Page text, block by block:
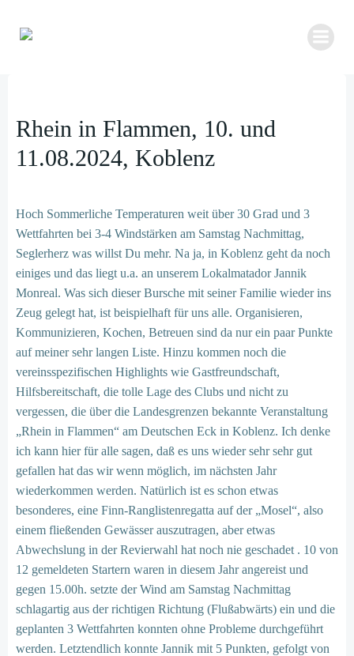
Rhein in Flammen, 10. und
11.08.2024, Koblenz
Hoch Sommerliche Temperaturen weit über 30 Grad und 3
Wettfahrten bei 3-4 Windstärken am Samstag Nachmittag,
Seglerherz was willst Du mehr. Na ja, in Koblenz geht da noch
einiges und das liegt u.a. an unserem Lokalmatador Jannik
Monreal. Was sich dieser Bursche mit seiner Familie wieder ins
Zeug gelegt hat, ist beispielhaft für uns alle. Organisieren,
Kommunizieren, Kochen, Betreuen sind da nur ein paar Punkte
auf meiner sehr langen Liste. Hinzu kommen noch die
vereinsspezifischen Highlights wie Gastfreundschaft,
Hilfsbereitschaft, die tolle Lage des Clubs und nicht zu
vergessen, die über die Landesgrenzen bekannte Veranstaltung
„Rhein in Flammen“ am Deutschen Eck in Koblenz. Ich denke
ich kann hier für alle sagen, daß es uns wieder sehr sehr gut
gefallen hat das wir wenn möglich, im nächsten Jahr
wiederkommen werden. Natürlich ist es schon etwas
besonderes, eine Finn-Ranglistenregatta auf der „Mosel“, also
einem fließenden Gewässer auszutragen, aber etwas
Abwechslung in der Revierwahl hat noch nie geschadet . 10 von
12 gemeldeten Startern waren in diesem Jahr angereist und
gegen 15.00h. setzte der Wind am Samstag Nachmittag
schlagartig aus der richtigen Richtung (Flußabwärts) ein und die
geplanten 3 Wettfahrten konnten ohne Probleme durchgeführt
werden. Letztendlich konnte Jannik mit 5 Punkten, gefolgt von